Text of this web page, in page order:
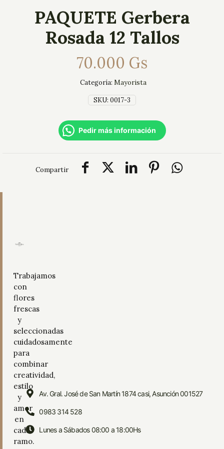
PAQUETE Gerbera
Rosada 12 Tallos
70.000 Gs
SKU: 0017-3
Categoría: Mayorista
Pedir más información
Compartir
Trabajamos
con
flores
frescas
y
seleccionadas
cuidadosamente
para
combinar
creatividad,
estilo
y
amor
en
cada
ramo.
Av. Gral. José de San Martín 1874 casi, Asunción 001527
0983 314 528
Lunes a Sábados 08:00 a 18:00Hs